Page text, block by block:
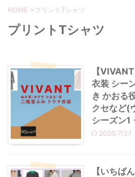
・石原さとみ
・ 菜々緒
・多部未華子
広瀬すず
・あのクズ
・無能の鷹
・
・
・
HOME >プリントTシャツ
プリントTシャツ
【
衣装 シー
き かおる
クセなど(
シーズン1
2026/7/27
【いちば